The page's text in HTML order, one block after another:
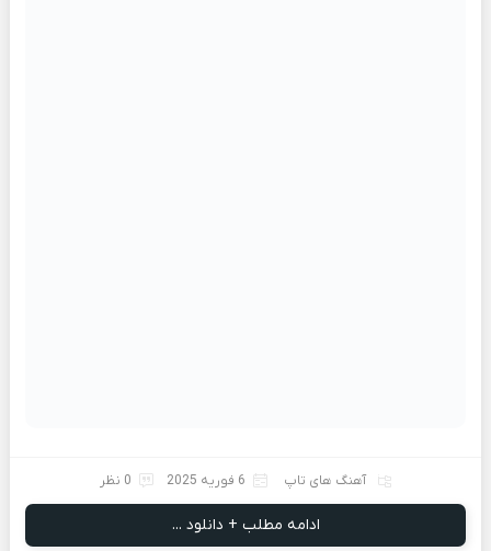
آهنگ های تاپ 6 فوریه 2025 0 نظر
ادامه مطلب + دانلود ...